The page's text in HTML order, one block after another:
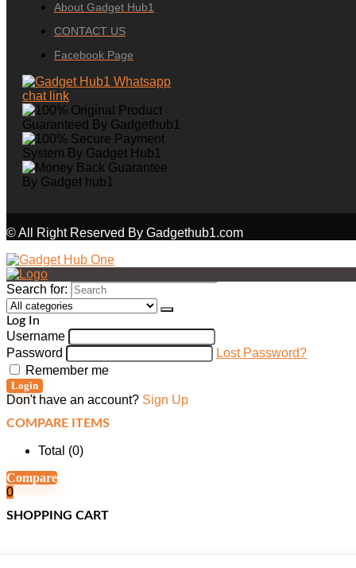
About Gadget Hub1
CONTACT US
Facebook Page
© All Right Reserved By Gadgethub1.com
Search for:
Log In
Username
Password
Lost Password?
Remember me
Login
Don't have an account? Sign Up
COMPARE ITEMS
Total (0)
Compare
0
SHOPPING CART